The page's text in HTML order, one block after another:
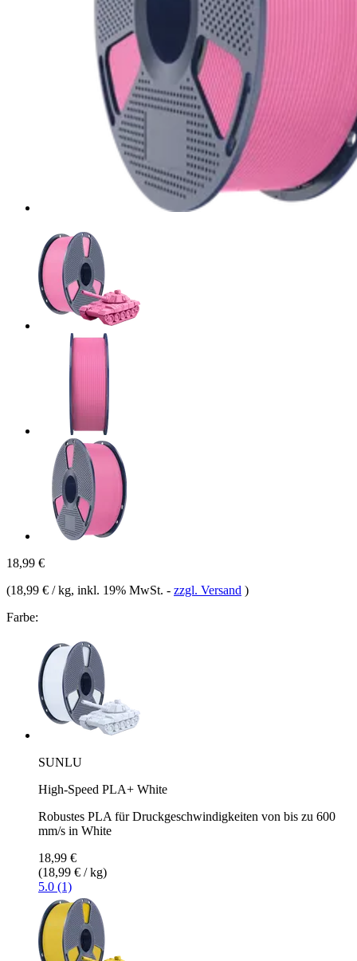
18,99 €
(18,99 € / kg, inkl. 19% MwSt. - zzgl. Versand )
Farbe:
SUNLU
High-Speed PLA+ White
Robustes PLA für Druckgeschwindigkeiten von bis zu 600
mm/s in White
18,99 €
(18,99 € / kg)
5.0 (1)